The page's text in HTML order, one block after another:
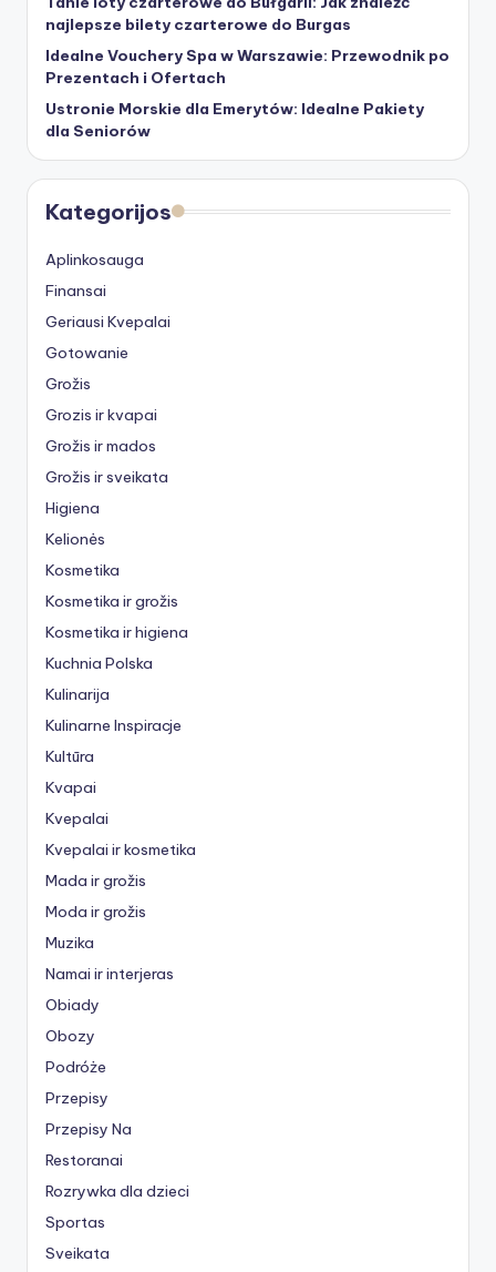
najlepsze bilety czarterowe do Burgas
Idealne Vouchery Spa w Warszawie: Przewodnik po
Prezentach i Ofertach
Ustronie Morskie dla Emerytów: Idealne Pakiety
dla Seniorów
Kategorijos
Aplinkosauga
Finansai
Geriausi Kvepalai
Gotowanie
Grožis
Grozis ir kvapai
Grožis ir mados
Grožis ir sveikata
Higiena
Kelionės
Kosmetika
Kosmetika ir grožis
Kosmetika ir higiena
Kuchnia Polska
Kulinarija
Kulinarne Inspiracje
Kultūra
Kvapai
Kvepalai
Kvepalai ir kosmetika
Mada ir grožis
Moda ir grožis
Muzika
Namai ir interjeras
Obiady
Obozy
Podróże
Przepisy
Przepisy Na
Restoranai
Rozrywka dla dzieci
Sportas
Sveikata